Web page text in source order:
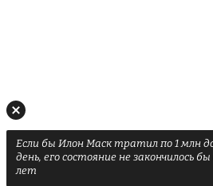
Если бы Илон Маск тратил по 1 млн
день, его состояние не закончилось
лет